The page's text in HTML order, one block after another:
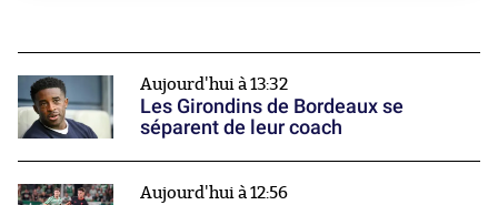
Aujourd'hui à 13:32
Les Girondins de Bordeaux se
séparent de leur coach
Aujourd'hui à 12:56